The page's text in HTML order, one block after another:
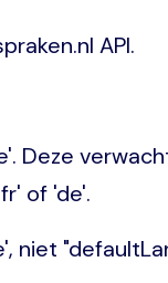
API.
Deze
of 'de'.
niet